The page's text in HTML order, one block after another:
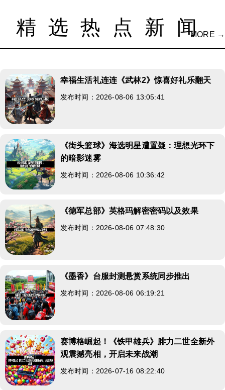
精选热点新闻
MORE →
幸福生活礼连连《武林2》惊喜好礼乐翻天
发布时间：2026-08-06 13:05:41
《街头篮球》海选明星遭置疑：理想光环下
的暗影迷雾
发布时间：2026-08-06 10:36:42
《德军总部》英格玛解密密码以及效果
发布时间：2026-08-06 07:48:30
《墨香》台服封测悬赏系统同步推出
发布时间：2026-08-06 06:19:21
赛博格崛起！《铁甲雄兵》腓力二世全新外
观震撼亮相，开启未来战潮
发布时间：2026-07-16 08:22:40